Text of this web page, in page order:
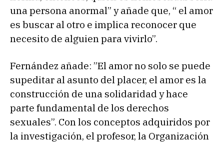
una persona anormal” y añade que, “ el amor
es buscar al otro e implica reconocer que
necesito de alguien para vivirlo”.
Fernández añade: ”El amor no solo se puede
supeditar al asunto del placer, el amor es la
construcción de una solidaridad y hace
parte fundamental de los derechos
sexuales”. Con los conceptos adquiridos por
la investigación, el profesor, la Organización